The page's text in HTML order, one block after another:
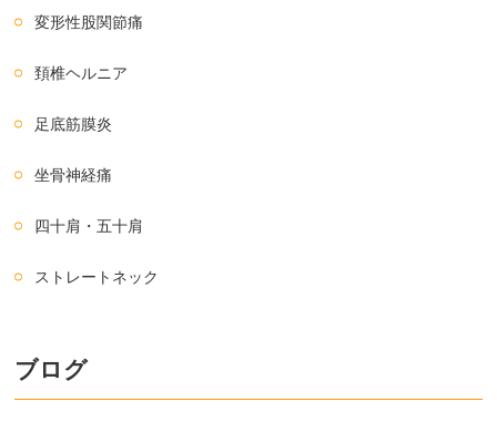
変形性股関節痛
頚椎ヘルニア
足底筋膜炎
坐骨神経痛
四十肩・五十肩
ストレートネック
ブログ